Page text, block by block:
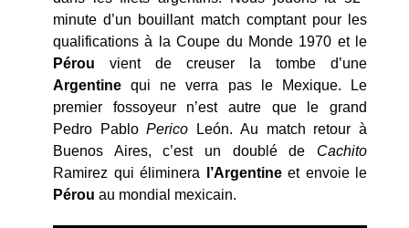
minute d’un bouillant match comptant pour les
qualifications à la Coupe du Monde 1970 et le
Pérou vient de creuser la tombe d’une
Argentine qui ne verra pas le Mexique. Le
premier fossoyeur n’est autre que le grand
Pedro PabloPerico León. Au match retour à
Buenos Aires, c’est un doublé de Cachito
Ramirez qui éliminera
l’Argentineet envoie le
Pérou au mondial mexicain.